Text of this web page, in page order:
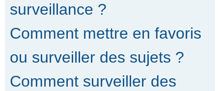
surveillance ?
Comment mettre en favoris
ou surveiller des sujets ?
Comment surveiller des